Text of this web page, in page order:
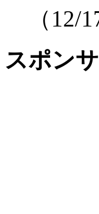
（12/
スポン